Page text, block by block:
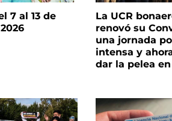
7 al 13 de
La UCR
renovó su
una jornada
intensa y
dar la pelea en